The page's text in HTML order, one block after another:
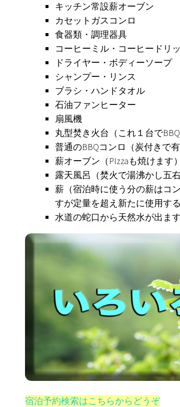
キッチン常設薪オーブン
カセットガスコンロ
食器類・調理器具
コーヒーミル・コーヒードリ
ドライヤー・ボディーソープ
シャンプー・リンス
ブラシ・ハンドタオル
石油ファンヒーター
扇風機
丸型焚き火台（これ１台で
普通のBBQコンロ（炭付きで
薪オーブン（PIzzaも焼けます）
露天風呂（焚火で湯沸かし五
薪（宿泊時に使う分の薪はコ
すが定量を超え新たに使用す
水道の蛇口から天然水が出ます
宿泊予約検索はこちらからどうぞ